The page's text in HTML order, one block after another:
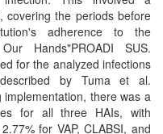
covering the periods before
adherence to the
Hands"PROADI SUS.
for the analyzed infections
by Tuma et al.
implementation, there was a
for all three HAIs, with
for VAP, CLABSI, and